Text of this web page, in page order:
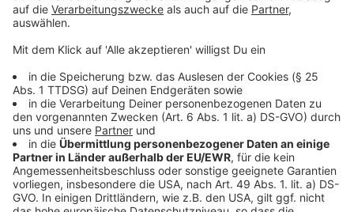
Anzeige
Anzeige
Leverkusen Schlusslicht bei öffentlichen Ladesäulen
Schulstraßen könnten in Leverkusen Pilotprojekt
werden